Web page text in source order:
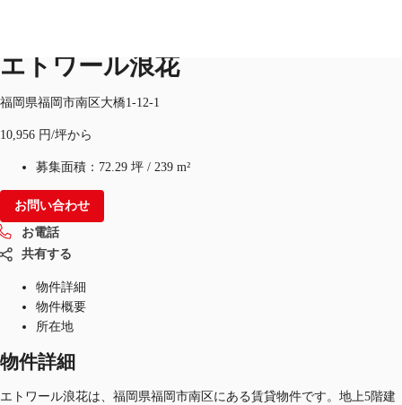
オフィス・事務所
倉庫・物流センター
地図検索
記事
お気に入り
お電話
エトワール浪花
福岡県福岡市南区大橋1-12-1
10,956 円/坪から
募集面積： 72.29 坪 / 239 m²
お問い合わせ
お電話
共有する
物件詳細
物件概要
所在地
物件詳細
エトワール浪花は、福岡県福岡市南区にある賃貸物件です。地上5階建